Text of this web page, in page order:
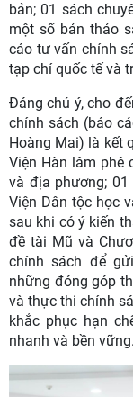
bản; 01 sách
một số bản thảo
cáo tư vấn chính
tạp chí quốc tế và
Đáng chú ý, cho
chính sách (báo
Hoàng Mai) là kết
Viện Hàn lâm phê
và địa phương;
Viện Dân tộc học
sau khi có ý kiến
đề tài Mũ và
chính sách để
những đóng góp
và thực thi chính
khắc phục hạn
nhanh và bền vững.